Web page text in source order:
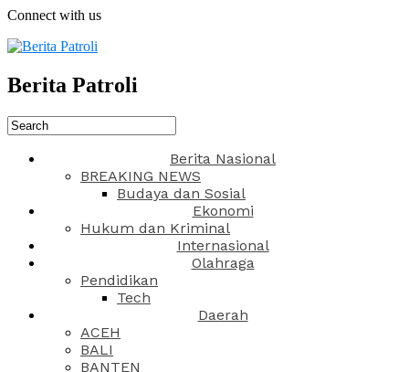
Connect with us
Berita Patroli
Berita Nasional
BREAKING NEWS
Budaya dan Sosial
Ekonomi
Hukum dan Kriminal
Internasional
Olahraga
Pendidikan
Tech
Daerah
ACEH
BALI
BANTEN